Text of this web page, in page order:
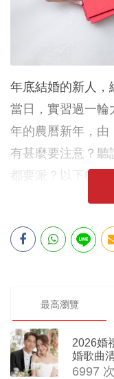
年底結婚的新人，
當日，實習過一輪
年的農曆新年，由
有甚麼要注意？聽
都要派？以下8個
最高瀏覽
2026婚
婚歌曲
6997